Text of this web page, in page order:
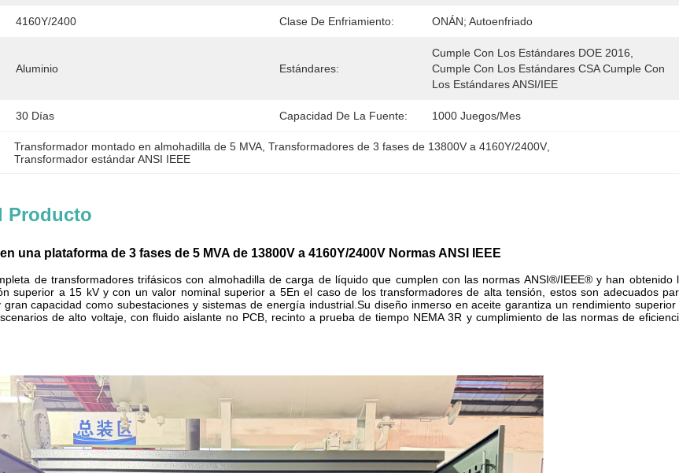
4160Y/2400 Clase De Enfriamiento: ONÁN; Autoenfriado
Aluminio Estándares:
Cumple Con Los Estándares DOE 2016,
Cumple Con Los Estándares CSA Cumple Con
Los Estándares ANSI/IEE
30 Días Capacidad De La Fuente: 1000 Juegos/mes
Transformador montado en almohadilla de 5 MVA , Transformadores de 3 fases de 13800V a 4160Y/2400V
Transformador estándar ANSI IEEE
Producto
una plataforma de 3 fases de 5 MVA de 13800V a 4160Y/2400V Normas ANSI IEEE
de transformadores trifásicos con almohadilla de carga de líquido que cumplen con las normas ANSI®/IEEE® y han obtenido
superior a 15 kV y con un valor nominal superior a 5En el caso de los transformadores de alta tensión, estos son adecuados
capacidad como subestaciones y sistemas de energía industrial.Su diseño inmerso en aceite garantiza un rendimiento superior
de alto voltaje, con fluido aislante no PCB, recinto a prueba de tiempo NEMA 3R y cumplimiento de las normas de